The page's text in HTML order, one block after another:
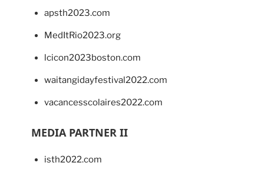
apsth2023.com
MedItRio2023.org
lcicon2023boston.com
waitangidayfestival2022.com
vacancesscolaires2022.com
MEDIA PARTNER II
isth2022.com